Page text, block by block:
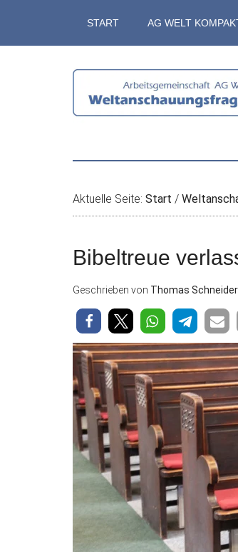
springen
secondary
springen
springen
START AG WELT
Aktuelle Seite: Start /
Bibeltreue
Geschrieben von Thomas Schneider